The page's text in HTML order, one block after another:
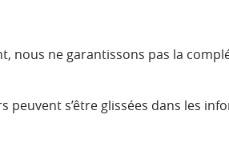
ne garantissons pas la
s’être glissées dans les